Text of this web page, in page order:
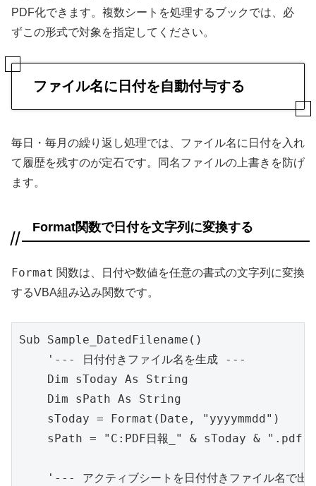
PDF化できます。複数シートを処理するブックでは、必
ずこの形式で対象を指定してください。
ファイル名に日付を自動付与する
毎日・毎月の繰り返し処理では、ファイル名に日付を入れ
て履歴を残すのが定石です。同名ファイルの上書きを防げ
ます。
Format関数で日付を文字列に変換する
Format 関数は、日付や数値を任意の書式の文字列に変換
するVBA組み込み関数です。
Sub Sample_DatedFilename()
    '--- 日付付きファイル名を生成 ---
    Dim sToday As String
    Dim sPath As String
    sToday = Format(Date, "yyyymmdd")
    sPath = "C:PDF日報_" & sToday & ".pdf"
'--- アクティブシートを日付付きファイル名で出